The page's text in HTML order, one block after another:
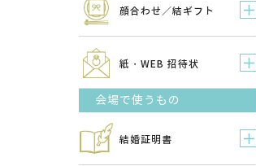
顔合わせ／結ギフト
紙・WEB 招待状
会場で使うもの
結婚証明書